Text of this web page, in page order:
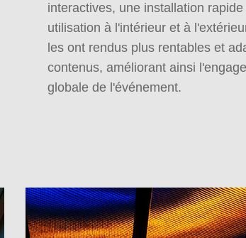
interactives, une installation
utilisation à l'intérieur et à
les ont rendus plus rentables et
contenus, améliorant ainsi
globale de l'événement.